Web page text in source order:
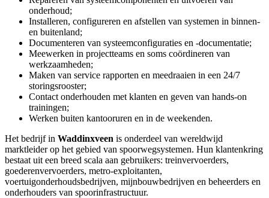
onderhoud;
Installeren, configureren en afstellen van systemen in binnen-
en buitenland;
Documenteren van systeemconfiguraties en -documentatie;
Meewerken in projectteams en soms coördineren van
werkzaamheden;
Maken van service rapporten en meedraaien in een 24/7
storingsrooster;
Contact onderhouden met klanten en geven van hands-on
trainingen;
Werken buiten kantooruren en in de weekenden.
Het bedrijf in Waddinxveen is onderdeel van wereldwijd
marktleider op het gebied van spoorwegsystemen. Hun klantenkring
bestaat uit een breed scala aan gebruikers: treinvervoerders,
goederenvervoerders, metro-exploitanten,
voertuigonderhoudsbedrijven, mijnbouwbedrijven en beheerders en
onderhouders van spoorinfrastructuur.